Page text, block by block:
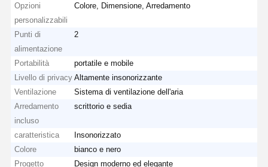
Opzioni
personalizzabili
Colore, Dimensione, Arredamento
Punti di
alimentazione
2
Portabilità
portatile e mobile
Livello di privacy Altamente insonorizzante
Ventilazione
Sistema di ventilazione dell'aria
Arredamento
incluso
scrittorio e sedia
caratteristica
Insonorizzato
Colore
bianco e nero
Progetto
Design moderno ed elegante